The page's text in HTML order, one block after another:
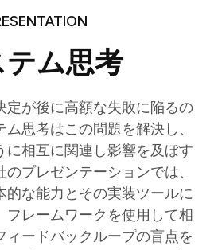
ム思考
定が後に高額な失敗に陥るの
思考はこの問題を解決し、
に相互に関連し影響を及ぼす
プレゼンテーションでは、
的な能力とその実装ツールに
フレームワークを使用して相
ィードバックループの盲点を